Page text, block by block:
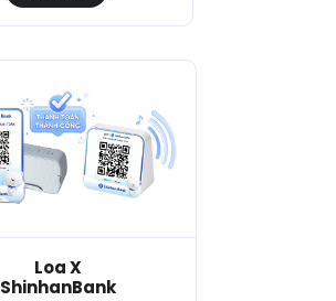
Loa X
ShinhanBank